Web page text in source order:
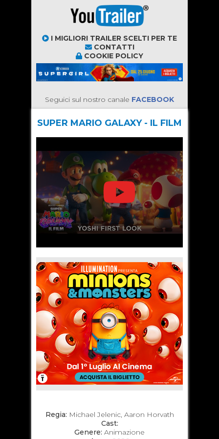
I MIGLIORI TRAILER SCELTI PER TE
CONTATTI
COOKIE POLICY
Seguici sul nostro canale FACEBOOK
SUPER MARIO GALAXY - IL FILM
Regia: Michael Jelenic, Aaron Horvath
Cast:
Genere: Animazione